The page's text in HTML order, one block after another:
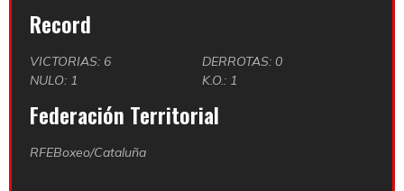
Record
VICTORIAS: 6
DERROTAS: 0
NULO: 1
K.O.: 1
Federación Territorial
RFEBoxeo/Cataluña